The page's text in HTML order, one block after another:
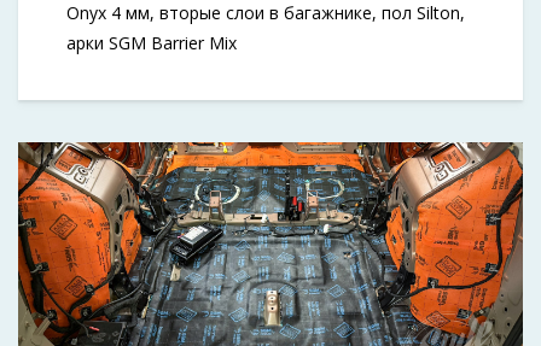
Onyx 4 мм, вторые слои в багажнике, пол Silton,
арки SGM Barrier Mix